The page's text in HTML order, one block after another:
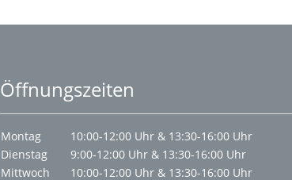
Öffnungszeiten
Montag
10:00-12:00 Uhr & 13:30-16:00 Uhr
Dienstag
9:00-12:00 Uhr & 13:30-16:00 Uhr
Mittwoch
10:00-12:00 Uhr & 13:30-16:00 Uhr